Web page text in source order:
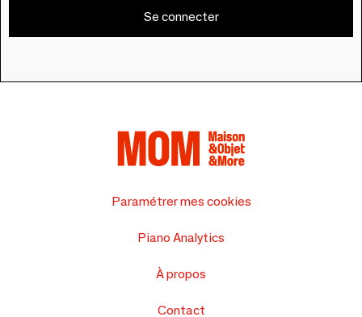
Se connecter
Paramétrer mes cookies
Piano Analytics
À propos
Contact